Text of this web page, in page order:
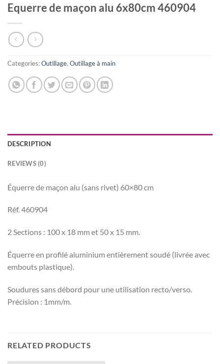
Equerre de maçon alu 6x80cm 460904
Categories:Outillage, Outillage à main
DESCRIPTION
REVIEWS (0)
Équerre de maçon alu (sans rivet) 60×80 cm
Réf. 460904
2 Sections : 100 x 18 mm et 50 x 15 mm.
Équerre en profilé aluminium entièrement soudé (livrée avec
embouts plastique).
Soudures sans débord pour une utilisation recto/verso.
Précision : 1mm/m.
RELATED PRODUCTS